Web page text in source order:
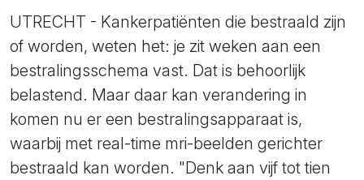
UTRECHT - Kankerpatiënten die bestraald zijn
of worden, weten het: je zit weken aan een
bestralingsschema vast. Dat is behoorlijk
belastend. Maar daar kan verandering in
komen nu er een bestralingsapparaat is,
waarbij met real-time mri-beelden gerichter
bestraald kan worden. "Denk aan vijf tot tien